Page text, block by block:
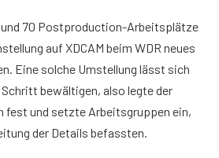
und 70 Postproduction-Arbeitsplätze
auf XDCAM beim WDR neues
Eine solche Umstellung lässt sich
bewältigen, also legte der
fest und setzte Arbeitsgruppen ein,
der Details befassten.